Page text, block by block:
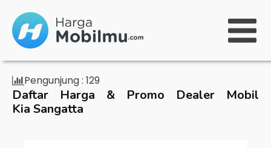
Pengunjung : 129
Daftar Harga & Promo Dealer Mobil
Kia Sangatta